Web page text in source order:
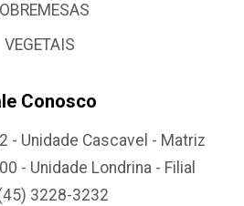
VEGETAIS
Conosco
- Unidade Cascavel - Matriz
- Unidade Londrina - Filial
3228-3232